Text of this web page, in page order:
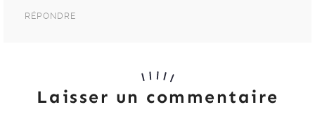
RÉPONDRE
Laisser un commentaire